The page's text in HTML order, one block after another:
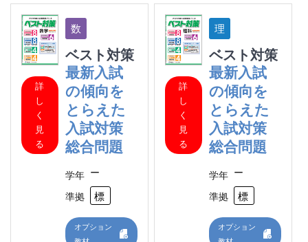
詳
し
く
見
る
ベスト対策
最新入試
の傾向を
とらえた
入試対策
総合問題
学年 ー
準拠
標準
オプション
詳
し
く
見
る
ベスト対策
最新入試
の傾向を
とらえた
入試対策
総合問題
学年 ー
準拠
標
オプション